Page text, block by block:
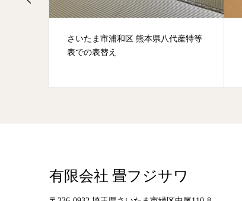
さいたま市浦和区 熊本県八代産特等
表での表替え
有限会社 畳フジサワ